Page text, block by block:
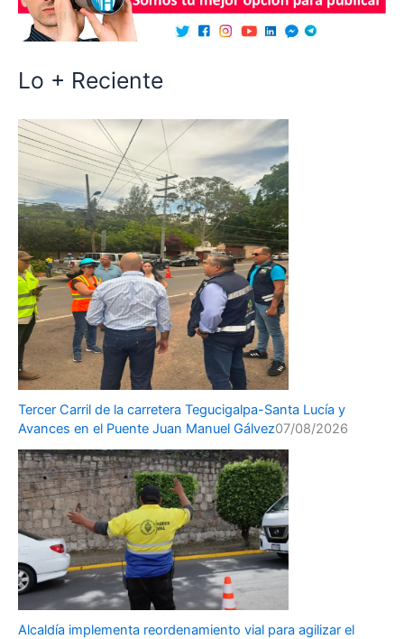
Lo + Reciente
Tercer Carril de la carretera Tegucigalpa-Santa Lucía y
Avances en el Puente Juan Manuel Gálvez07/08/2026
Alcaldía implementa reordenamiento vial para agilizar el